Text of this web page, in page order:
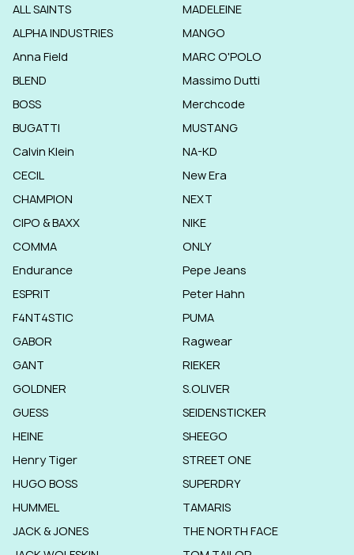
ALL SAINTS
ALPHA INDUSTRIES
Anna Field
BLEND
BOSS
BUGATTI
Calvin Klein
CECIL
CHAMPION
CIPO & BAXX
COMMA
Endurance
ESPRIT
F4NT4STIC
GABOR
GANT
GOLDNER
GUESS
HEINE
Henry Tiger
HUGO BOSS
HUMMEL
JACK & JONES
MADELEINE
MANGO
MARC O'POLO
Massimo Dutti
Merchcode
MUSTANG
NA-KD
New Era
NEXT
NIKE
ONLY
Pepe Jeans
Peter Hahn
PUMA
Ragwear
RIEKER
S.OLIVER
SEIDENSTICKER
SHEEGO
STREET ONE
SUPERDRY
TAMARIS
THE NORTH FACE